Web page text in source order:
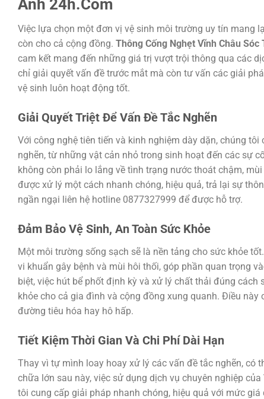
Anh 24h.Com
Việc lựa chọn một đơn vị vệ sinh môi trường uy tín mang
còn cho cả cộng đồng. Thông Cống Nghẹt Vĩnh Châu
cam kết mang đến những giá trị vượt trội thông qua các
chỉ giải quyết vấn đề trước mắt mà còn tư vấn các giải
vệ sinh luôn hoạt động tốt.
Giải Quyết Triệt Để Vấn Đề Tắc Nghẽn
Với công nghệ tiên tiến và kinh nghiệm dày dặn, chúng
nghẽn, từ những vật cản nhỏ trong sinh hoạt đến các sự
không còn phải lo lắng về tình trạng nước thoát chậm,
được xử lý một cách nhanh chóng, hiệu quả, trả lại sự
ngần ngại liên hệ hotline 0877327999 để được hỗ trợ.
Đảm Bảo Vệ Sinh, An Toàn Sức Khỏe
Một môi trường sống sạch sẽ là nền tảng cho sức khỏe
vi khuẩn gây bệnh và mùi hôi thối, góp phần quan trọng
biệt, việc hút bể phốt định kỳ và xử lý chất thải đúng
khỏe cho cả gia đình và cộng đồng xung quanh. Điều
đường tiêu hóa hay hô hấp.
Tiết Kiệm Thời Gian Và Chi Phí Dài Hạn
Thay vì tự mình loay hoay xử lý các vấn đề tắc nghẽn, có
chữa lớn sau này, việc sử dụng dịch vụ chuyên nghiệp
tôi cung cấp giải pháp nhanh chóng, hiệu quả với mức